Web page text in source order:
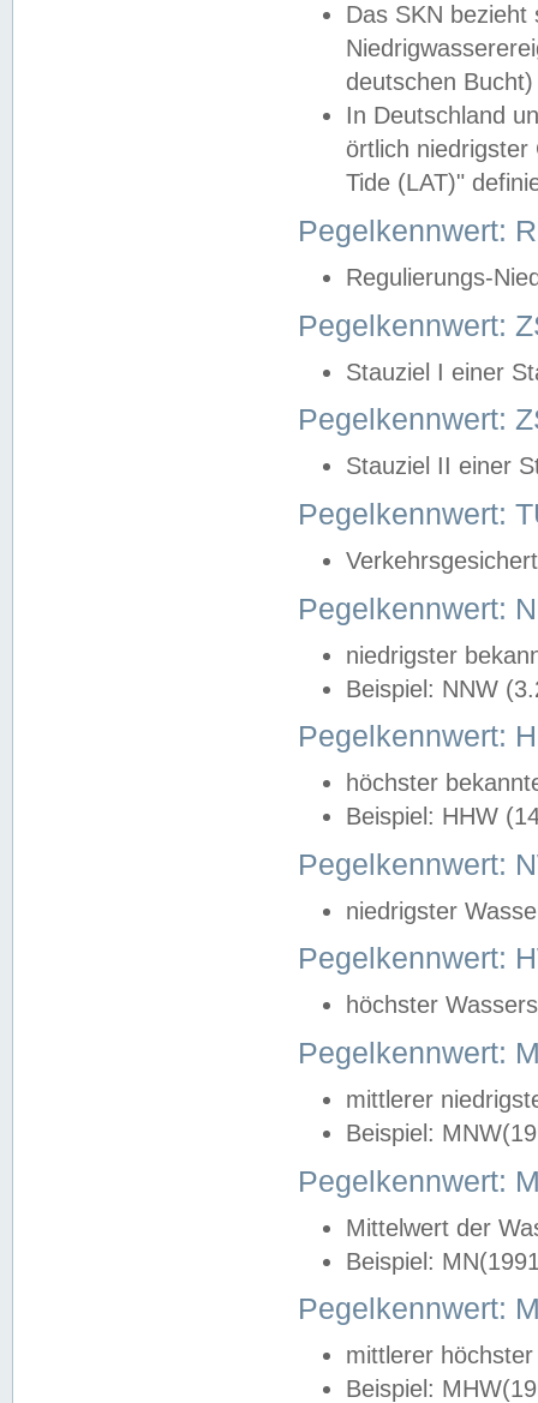
Das SKN
deutschen
In Deutschland
örtlich
Tide (LAT)"
Pegelkennwert:
Regulierungs-
Pegelkennwert:
Stauziel I einer
Pegelkennwert:
Stauziel II einer
Pegelkennwert:
Pegelkennwert:
niedrigster
Beispiel: NNW
Pegelkennwert:
höchster
Beispiel: HHW
Pegelkennwert:
niedrigster
Pegelkennwert:
höchster
Pegelkennwert:
mittlerer
Beispiel:
Pegelkennwert:
Mittelwert der
Beispiel:
Pegelkennwert:
mittlerer
Beispiel: